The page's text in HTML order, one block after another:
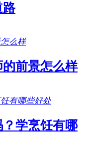
路
前景怎么样
学烹饪有哪